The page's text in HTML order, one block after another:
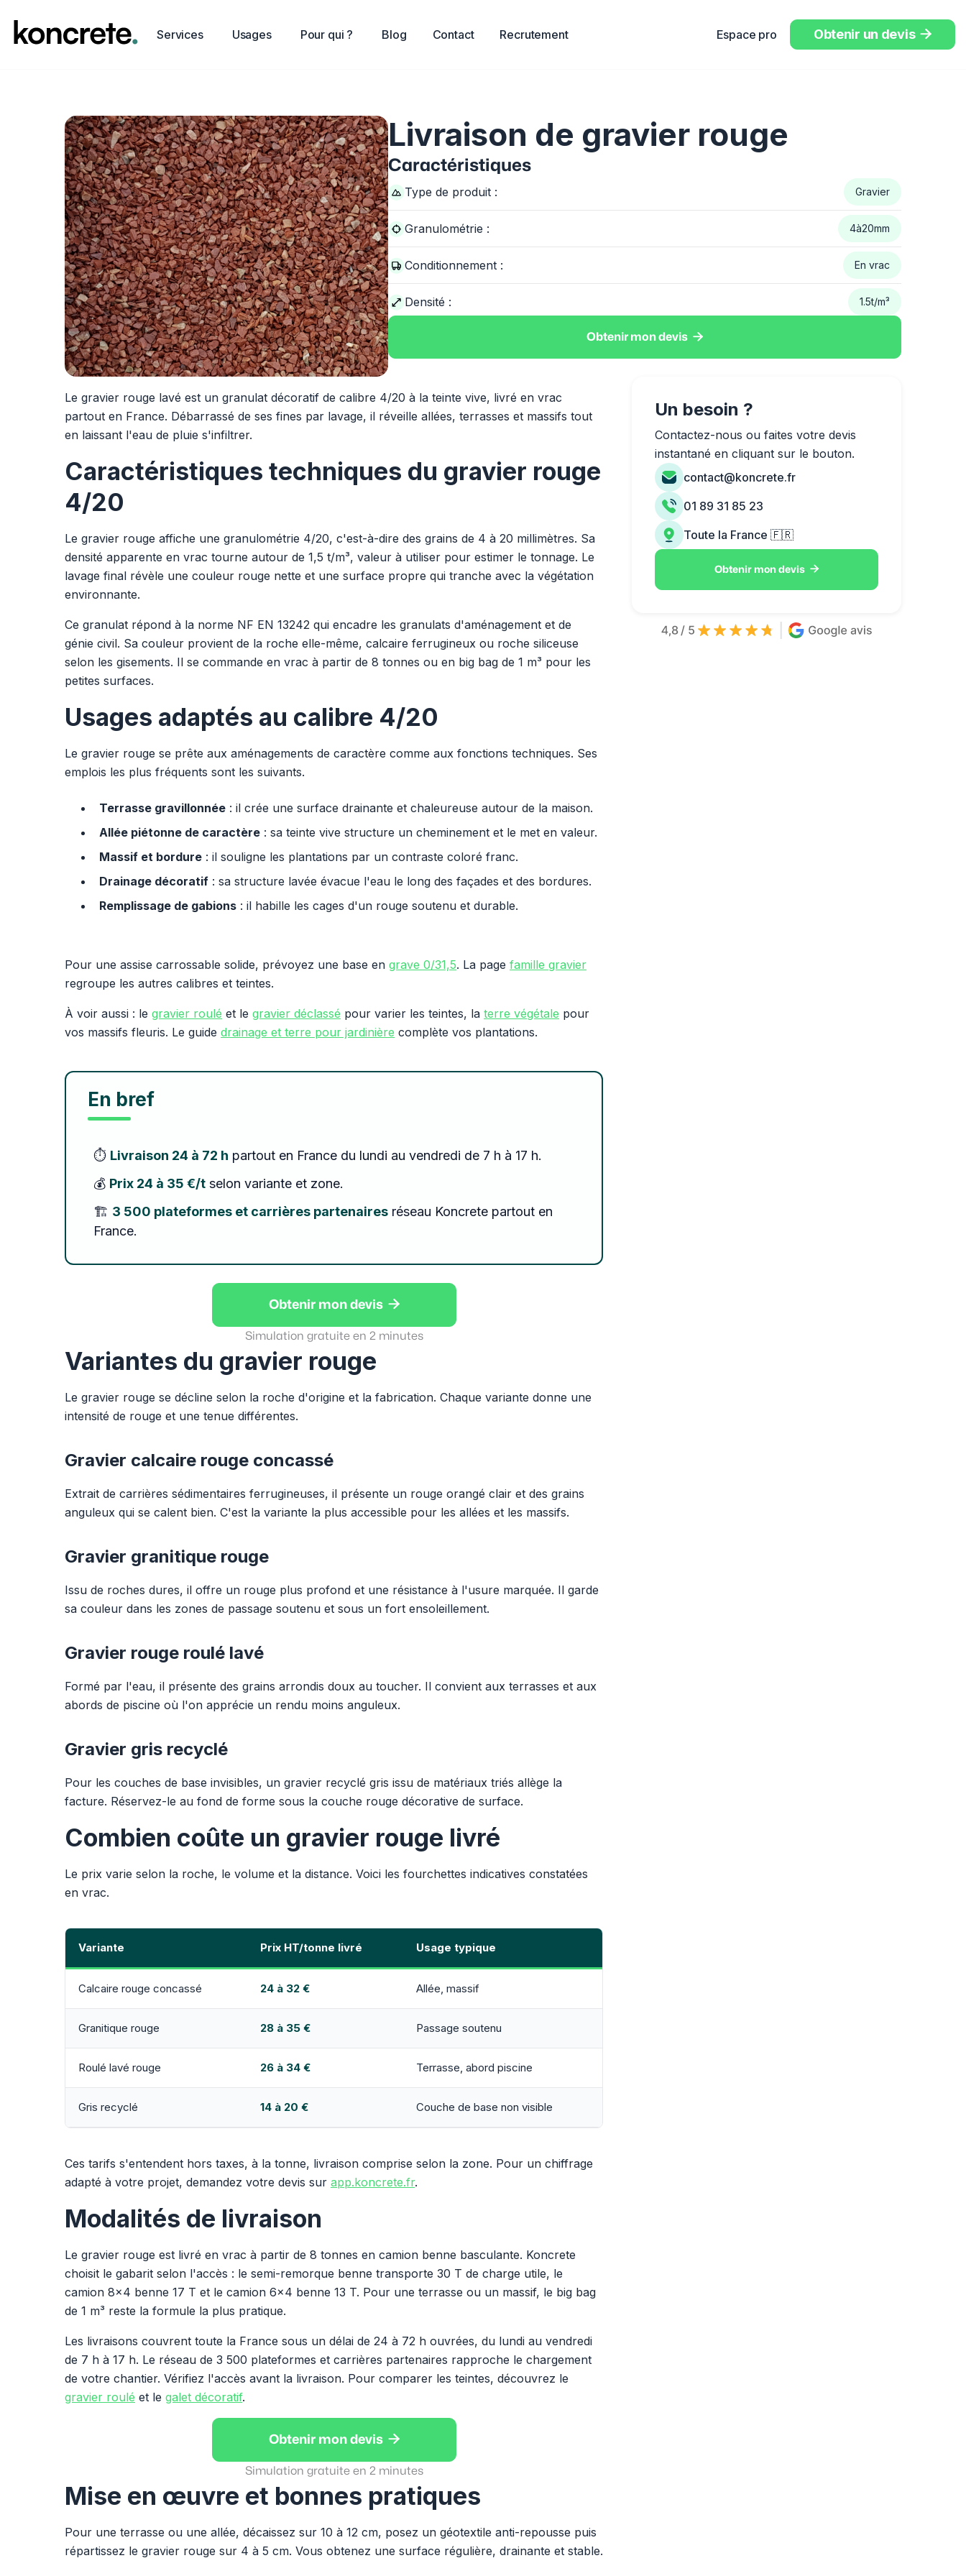
Services Usages Pour qui ? Blog Contact Recrutement Espace pro Obtenir un devis 
Livraison de gravier rouge
Caractéristiques
Type de produit : Gravier
Granulométrie : 4à20mm
Conditionnement : En vrac
Densité : 1.5t/m³
Obtenir mon devis 
Le gravier rouge lavé est un granulat décoratif de calibre 4/20 à la teinte vive, livré en vrac
partout en France. Débarrassé de ses fines par lavage, il réveille allées, terrasses et massifs tout
en laissant l'eau de pluie s'infiltrer.
Caractéristiques techniques du gravier rouge
4/20
Le gravier rouge affiche une granulométrie 4/20, c'est-à-dire des grains de 4 à 20 millimètres. Sa
densité apparente en vrac tourne autour de 1,5 t/m³, valeur à utiliser pour estimer le tonnage. Le
lavage final révèle une couleur rouge nette et une surface propre qui tranche avec la végétation
environnante.
Ce granulat répond à la norme NF EN 13242 qui encadre les granulats d'aménagement et de
génie civil. Sa couleur provient de la roche elle-même, calcaire ferrugineux ou roche siliceuse
selon les gisements. Il se commande en vrac à partir de 8 tonnes ou en big bag de 1 m³ pour les
petites surfaces.
Usages adaptés au calibre 4/20
Le gravier rouge se prête aux aménagements de caractère comme aux fonctions techniques. Ses
emplois les plus fréquents sont les suivants.
Terrasse gravillonnée : il crée une surface drainante et chaleureuse autour de la maison.
Allée piétonne de caractère : sa teinte vive structure un cheminement et le met en valeur.
Massif et bordure : il souligne les plantations par un contraste coloré franc.
Drainage décoratif : sa structure lavée évacue l'eau le long des façades et des bordures.
Remplissage de gabions : il habille les cages d'un rouge soutenu et durable.
Pour une assise carrossable solide, prévoyez une base en grave 0/31,5. La page famille gravier
regroupe les autres calibres et teintes.
À voir aussi : le gravier roulé et le gravier déclassé pour varier les teintes, la terre végétale pour
vos massifs fleuris. Le guide drainage et terre pour jardinière complète vos plantations.
En bref
⏱️ Livraison 24 à 72 h partout en France du lundi au vendredi de 7 h à 17 h.
💰 Prix 24 à 35 €/t selon variante et zone.
🏗️ 3 500 plateformes et carrières partenaires réseau Koncrete partout en
France.
Obtenir mon devis 
Simulation gratuite en 2 minutes
Variantes du gravier rouge
Le gravier rouge se décline selon la roche d'origine et la fabrication. Chaque variante donne une
intensité de rouge et une tenue différentes.
Gravier calcaire rouge concassé
Extrait de carrières sédimentaires ferrugineuses, il présente un rouge orangé clair et des grains
anguleux qui se calent bien. C'est la variante la plus accessible pour les allées et les massifs.
Gravier granitique rouge
Issu de roches dures, il offre un rouge plus profond et une résistance à l'usure marquée. Il garde
sa couleur dans les zones de passage soutenu et sous un fort ensoleillement.
Gravier rouge roulé lavé
Formé par l'eau, il présente des grains arrondis doux au toucher. Il convient aux terrasses et aux
abords de piscine où l'on apprécie un rendu moins anguleux.
Gravier gris recyclé
Pour les couches de base invisibles, un gravier recyclé gris issu de matériaux triés allège la
facture. Réservez-le au fond de forme sous la couche rouge décorative de surface.
Combien coûte un gravier rouge livré
Le prix varie selon la roche, le volume et la distance. Voici les fourchettes indicatives constatées
en vrac.
Variante Prix HT/tonne livré Usage typique
Calcaire rouge concassé 24 à 32 € Allée, massif
Granitique rouge 28 à 35 € Passage soutenu
Roulé lavé rouge 26 à 34 € Terrasse, abord piscine
Gris recyclé 14 à 20 € Couche de base non visible
Ces tarifs s'entendent hors taxes, à la tonne, livraison comprise selon la zone. Pour un chiffrage
adapté à votre projet, demandez votre devis sur app.koncrete.fr.
Modalités de livraison
Le gravier rouge est livré en vrac à partir de 8 tonnes en camion benne basculante. Koncrete
choisit le gabarit selon l'accès : le semi-remorque benne transporte 30 T de charge utile, le
camion 8x4 benne 17 T et le camion 6x4 benne 13 T. Pour une terrasse ou un massif, le big bag
de 1 m³ reste la formule la plus pratique.
Les livraisons couvrent toute la France sous un délai de 24 à 72 h ouvrées, du lundi au vendredi
de 7 h à 17 h. Le réseau de 3 500 plateformes et carrières partenaires rapproche le chargement
de votre chantier. Vérifiez l'accès avant la livraison. Pour comparer les teintes, découvrez le
gravier roulé et le galet décoratif.
Obtenir mon devis 
Simulation gratuite en 2 minutes
Mise en œuvre et bonnes pratiques
Pour une terrasse ou une allée, décaissez sur 10 à 12 cm, posez un géotextile anti-repousse puis
répartissez le gravier rouge sur 4 à 5 cm. Vous obtenez une surface régulière, drainante et stable.
Un besoin ?
Contactez-nous ou faites votre devis
instantané en cliquant sur le bouton.
contact@koncrete.fr
01 89 31 85 23
Toute la France 🇫🇷
Obtenir mon devis 